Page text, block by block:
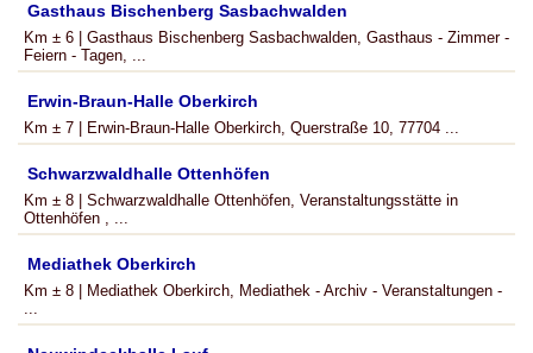
Gasthaus Bischenberg Sasbachwalden
Km ± 6 | Gasthaus Bischenberg Sasbachwalden, Gasthaus - Zimmer -
Feiern - Tagen, ...
Erwin-Braun-Halle Oberkirch
Km ± 7 | Erwin-Braun-Halle Oberkirch, Querstraße 10, 77704 ...
Schwarzwaldhalle Ottenhöfen
Km ± 8 | Schwarzwaldhalle Ottenhöfen, Veranstaltungsstätte in
Ottenhöfen , ...
Mediathek Oberkirch
Km ± 8 | Mediathek Oberkirch, Mediathek - Archiv - Veranstaltungen -
...